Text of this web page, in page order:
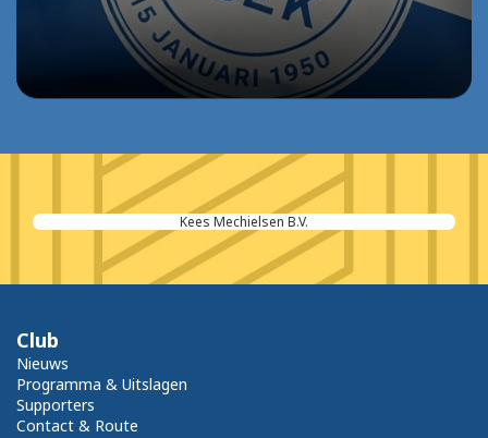
dit is RECHTadvocaten
Club
Nieuws
Programma & Uitslagen
Supporters
Contact & Route